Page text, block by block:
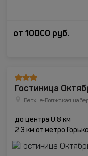
от 10000 руб.
Гостиница
Верхне-Волжская
до центра 0.8 км
2.3 км от метро